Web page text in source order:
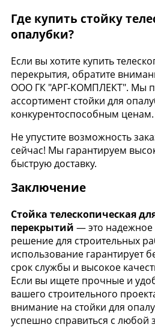
Где купить стойку
опалубки?
Если вы хотите купить
перекрытия, обратите
ООО ГК "АРГ-КОМПЛЕКТ". Мы
ассортимент стойки для
конкурентоспособным ценам.
Не упустите возможность
сейчас! Мы гарантируем
быструю доставку.
Заключение
Стойка телескопическая
перекрытий — это надежное
решение для строительных
использование гарантирует
срок службы и высокое
Если вы ищете прочные и
вашего строительного
внимание на стойки для
успешно справиться с любой